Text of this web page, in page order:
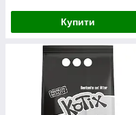
Купити